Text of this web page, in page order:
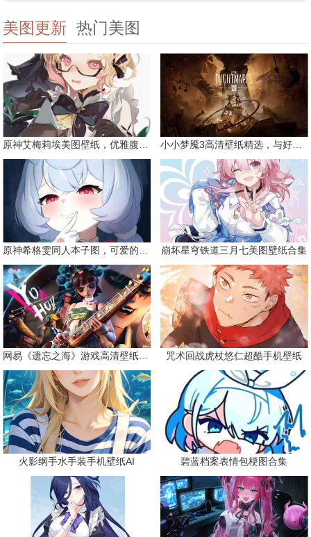
美图更新 热门美图
原神艾梅莉埃美图壁纸，优雅腹黑眼镜娘 小小梦魇3高清壁纸精选，与好友一同面对恐惧
原神希格雯同人本子图，可爱的双马尾 崩坏星穹铁道三月七美图壁纸合集
网易《遗忘之海》游戏高清壁纸精选 咒术回战虎杖悠仁超酷手机壁纸
火影纲手水手装手机壁纸AI 碧蓝档案表情包梗图合集